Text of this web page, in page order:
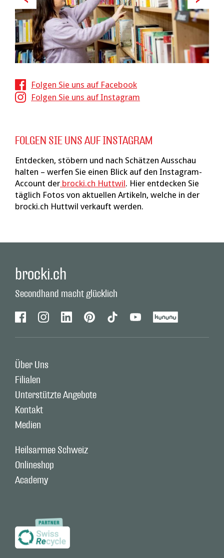
Folgen Sie uns auf Facebook
Folgen Sie uns auf Instagram
FOLGEN SIE UNS AUF INSTAGRAM
Entdecken, stöbern und nach Schätzen Ausschau
halten – werfen Sie einen Blick auf den Instagram-
Account der brocki.ch Huttwil. Hier entdecken Sie
täglich Fotos von aktuellen Artikeln, welche in der
brocki.ch Huttwil verkauft werden.
brocki.ch
Secondhand macht glücklich
FacebookInstagramLinkedin PinterestTiktok Youtube
Über Uns
Filialen
Unterstützte Angebote
Kontakt
Medien
Heilsarmee Schweiz
Onlineshop
Academy